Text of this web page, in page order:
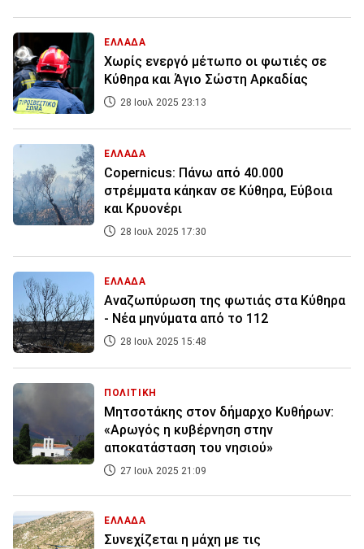
ΕΛΛΑΔΑ
Χωρίς ενεργό μέτωπο οι φωτιές σε
Κύθηρα και Άγιο Σώστη Αρκαδίας
28 Ιουλ 2025 23:13
ΕΛΛΑΔΑ
Copernicus: Πάνω από 40.000
στρέμματα κάηκαν σε Κύθηρα, Εύβοια
και Κρυονέρι
28 Ιουλ 2025 17:30
ΕΛΛΑΔΑ
Αναζωπύρωση της φωτιάς στα Κύθηρα
- Νέα μηνύματα από το 112
28 Ιουλ 2025 15:48
ΠΟΛΙΤΙΚΗ
Μητσοτάκης στον δήμαρχο Κυθήρων:
«Αρωγός η κυβέρνηση στην
αποκατάσταση του νησιού»
27 Ιουλ 2025 21:09
ΕΛΛΑΔΑ
Συνεχίζεται η μάχη με τις